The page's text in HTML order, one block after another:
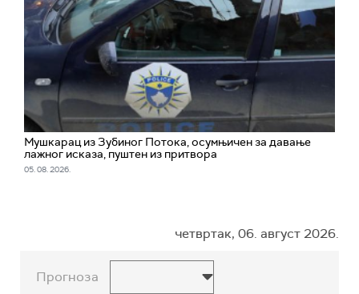
Мушкарац из Зубиног Потока, осумњичен за давање
лажног исказа, пуштен из притвора
05. 08. 2026.
четвртак, 06. август 2026.
Прогноза